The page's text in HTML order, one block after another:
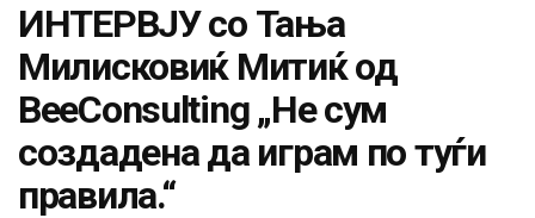
ИНТЕРВЈУ со Тања
Милисковиќ Митиќ од
BeeConsulting „Не сум
создадена да играм по туѓи
правила.“